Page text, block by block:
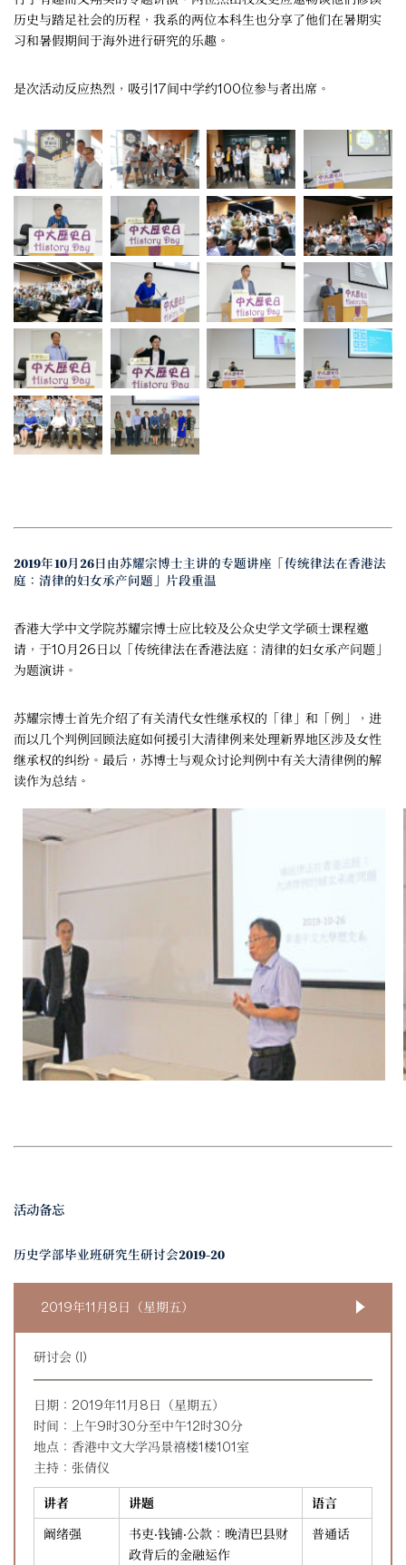
历史与踏足社会的历程，我系的两位本科生也分享了他们在暑期实
习和暑假期间于海外进行研究的乐趣。
是次活动反应热烈，吸引17间中学约100位参与者出席。
2019年10月26日由苏耀宗博士主讲的专题讲座「传统律法在香港法
庭：清律的妇女承产问题」片段重温
香港大学中文学院苏耀宗博士应比较及公众史学文学硕士课程邀
请，于10月26日以「传统律法在香港法庭：清律的妇女承产问题」
为题演讲。
苏耀宗博士首先介绍了有关清代女性继承权的「律」和「例」，进
而以几个判例回顾法庭如何援引大清律例来处理新界地区涉及女性
继承权的纠纷。最后，苏博士与观众讨论判例中有关大清律例的解
读作为总结。
活动备忘
历史学部毕业班研究生研讨会2019-20
2019年11月8日（星期五）
研讨会 (I)
日期：2019年11月8日（星期五）
时间：上午9时30分至中午12时30分
地点：香港中文大学冯景禧楼1楼101室
主持：张倩仪
讲者 讲题
语言
阚绪强
书吏·钱铺·公款：晚清巴县财
政背后的金融运作
普通话